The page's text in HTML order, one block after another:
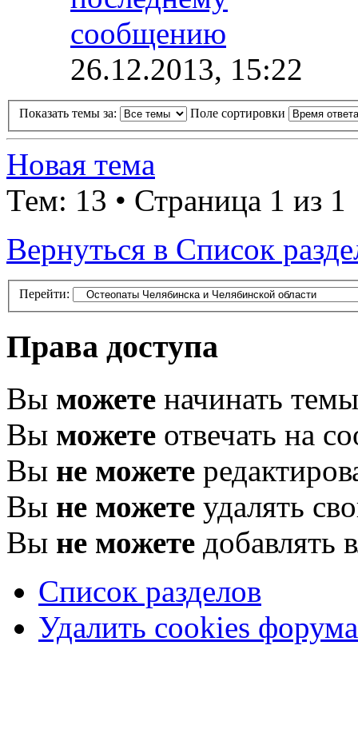
26.12.2013, 15:22
Показать темы за: Поле сортировки
Новая тема
Тем: 13 • Страница 1 из 1
Вернуться в Список
Перейти:
Права доступа
Вы можете начинать темы
Вы можете отвечать на
Вы не можете
Вы не можете удалять
Вы не можете добавлять
Список разделов
Удалить cookies форума